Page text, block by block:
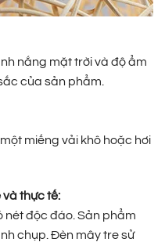
nắng mặt trời và độ ẩm
của sản phẩm.
miếng vải khô hoặc hơi
thực tế:
nét độc đáo. Sản phẩm
chụp. Đèn mây tre sử